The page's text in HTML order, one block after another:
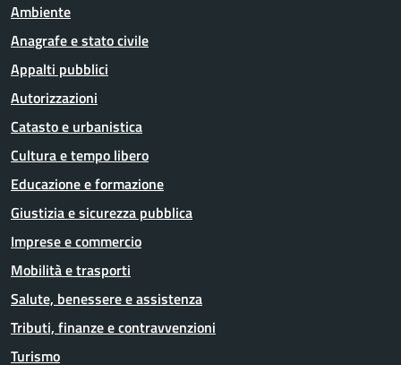
Ambiente
Anagrafe e stato civile
Appalti pubblici
Autorizzazioni
Catasto e urbanistica
Cultura e tempo libero
Educazione e formazione
Giustizia e sicurezza pubblica
Imprese e commercio
Mobilità e trasporti
Salute, benessere e assistenza
Tributi, finanze e contravvenzioni
Turismo